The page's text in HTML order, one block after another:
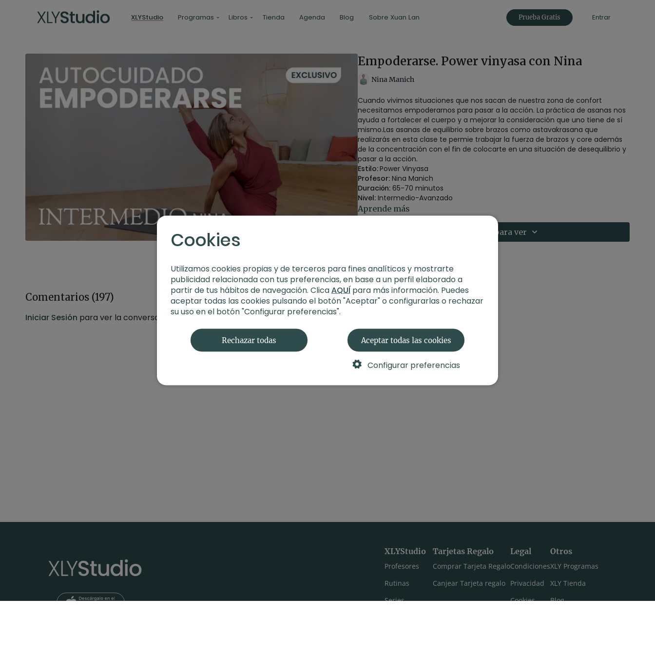
XLYStudio Programas Libros Tienda Agenda Blog Sobre Xuan Lan Prueba Gratis Entrar
Empoderarse. Power vinyasa con Nina
Nina Manich
Cuando vivimos situaciones que nos sacan de nuestra zona de confort
necesitamos empoderarnos para pasar a la acción. La práctica de asanas nos
ayuda a fortalecer el cuerpo y a mejorar la consideración que uno tiene de sí
mismo.Las asanas de equilibrio sobre brazos como astavakrasana que
realizarás en esta clase te permie trabajar la fuerza de brazos y core además
de la concentración con el fin de colocarte en una situación de desequilibrio y
pasar a la acción.
Estilo:Power Vinyasa
Profesor: Nina Manich
Duración: 65-70 minutos
Nivel: Intermedio-Avanzado
Intensidad:4
Material:1 bloque (opcional)
Enfoque: Cadera/ Equilibrio sobre brazos
Aprende más
Suscríbete para ver
Comentarios (197)
Iniciar Sesión para ver la conversación
XLYStudio
Profesores
Rutinas
Series
Tarjetas Regalo
Comprar Tarjeta Regalo
Canjear Tarjeta regalo
Legal
Condiciones
Privacidad
Cookies
Otros
XLY Programas
XLY Tienda
Blog
Cookies
Utilizamos cookies propias y de terceros para fines analíticos y mostrarte
publicidad relacionada con tus preferencias, en base a un perfil elaborado a
partir de tus hábitos de navegación. ClicaAQUÍpara más información. Puedes
aceptar todas las cookies pulsando el botón "Aceptar" o configurarlas o rechazar
su uso en el botón "Configurar preferencias".
Rechazar todas Aceptar todas las cookies
Configurar preferencias